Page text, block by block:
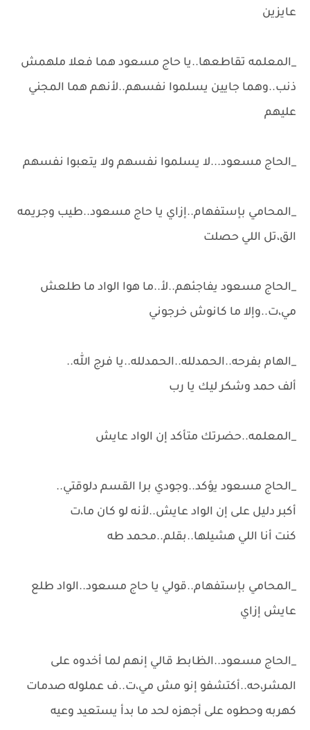
عايزين
_المعلمه تقاطعها..يا حاج مسعود هما فعلا ملهمش
ذنب..وهما جايين يسلموا نفسهم..لأنهم هما المجني
عليهم
_الحاج مسعود...لا يسلموا نفسهم ولا يتعبوا نفسهم
_المحامي بإستفهام..إزاي يا حاج مسعود..طيب وجريمه
الق،تل اللي حصلت
_الحاج مسعود يفاجئهم..لأ..ما هوا الواد ما طلعش
مي،ت..وإلا ما كانوش خرجوني
_الهام بفرحه..الحمدلله..الحمدلله..يا فرج الله..
ألف حمد وشكر ليك يا رب
_المعلمه..حضرتك متأكد إن الواد عايش
_الحاج مسعود يؤكد..وجودي برا القسم دلوقتي..
أكبر دليل على إن الواد عايش..لأنه لو كان ما،ت
كنت أنا اللي هشيلها..بقلم..محمد طه
_المحامي بإستفهام..قولي يا حاج مسعود..الواد طلع
عايش إزاي
_الحاج مسعود..الظابط قالي إنهم لما أخدوه على
المشر،حه..أكتشفو إنو مش مي،ت..ف عملوله صدمات
كهربه وحطوه على أجهزه لحد ما بدأ يستعيد وعيه